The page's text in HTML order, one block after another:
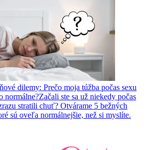
dilemy: Prečo moja túžba počas sexu
normálne?Začali ste sa už niekedy počas
stratili chuť? Otvárame 5 bežných
sú oveľa normálnejšie, než si myslíte.